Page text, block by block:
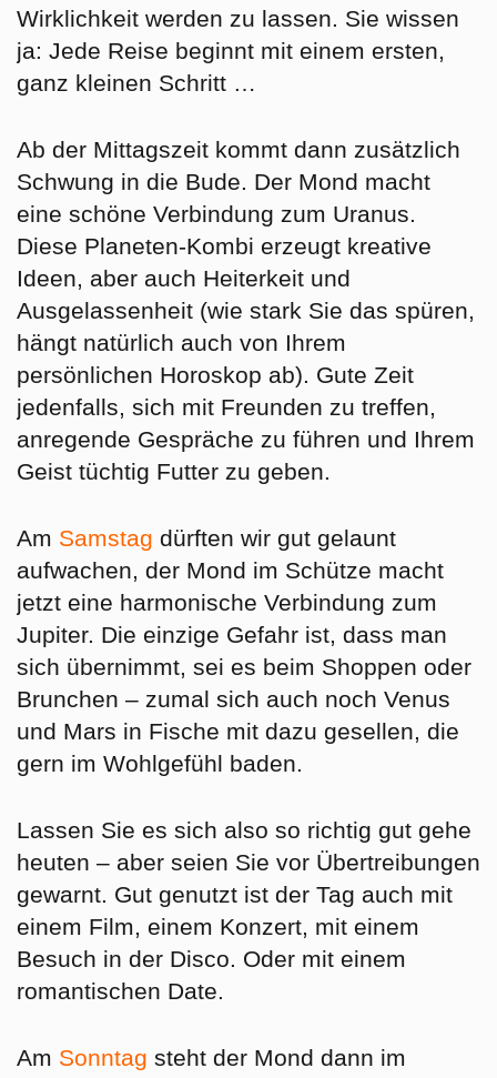
Wirklichkeit werden zu lassen. Sie wissen
ja: Jede Reise beginnt mit einem ersten,
ganz kleinen Schritt …
Ab der Mittagszeit kommt dann zusätzlich
Schwung in die Bude. Der Mond macht
eine schöne Verbindung zum Uranus.
Diese Planeten-Kombi erzeugt kreative
Ideen, aber auch Heiterkeit und
Ausgelassenheit (wie stark Sie das spüren,
hängt natürlich auch von Ihrem
persönlichen Horoskop ab). Gute Zeit
jedenfalls, sich mit Freunden zu treffen,
anregende Gespräche zu führen und Ihrem
Geist tüchtig Futter zu geben.
Am Samstag dürften wir gut gelaunt
aufwachen, der Mond im Schütze macht
jetzt eine harmonische Verbindung zum
Jupiter. Die einzige Gefahr ist, dass man
sich übernimmt, sei es beim Shoppen oder
Brunchen – zumal sich auch noch Venus
und Mars in Fische mit dazu gesellen, die
gern im Wohlgefühl baden.
Lassen Sie es sich also so richtig gut gehe
heuten – aber seien Sie vor Übertreibungen
gewarnt. Gut genutzt ist der Tag auch mit
einem Film, einem Konzert, mit einem
Besuch in der Disco. Oder mit einem
romantischen Date.
Am Sonntag steht der Mond dann im